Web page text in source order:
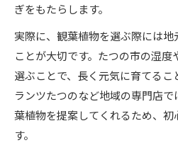
ゆったり生活を実現す
おしゃれな兵庫の観葉植物
兵庫の観葉植物で感じ
観葉植物で叶えるおし
リゾート感を高める兵
観葉植物で演出する非
ぎをもたらします。
実際に、観葉植物を選ぶ際には
ことが大切です。たつの市の湿
選ぶことで、長く元気に育てる
ランツたつのなど地域の専門店
葉植物を提案してくれるため、
す。